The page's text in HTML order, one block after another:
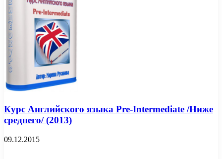
Курс Английского языка Pre-Intermediate /Ниже
среднего/ (2013)
09.12.2015